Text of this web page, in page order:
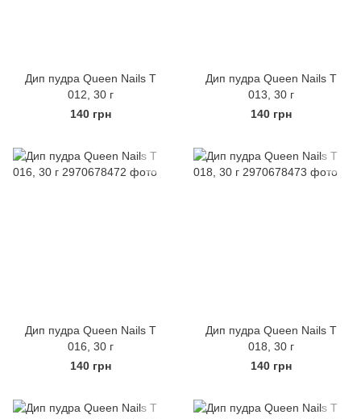
Дип пудра Queen Nails Т
012, 30 г
140 грн
Дип пудра Queen Nails Т
013, 30 г
140 грн
Дип пудра Queen Nails Т
016, 30 г
140 грн
Дип пудра Queen Nails Т
018, 30 г
140 грн